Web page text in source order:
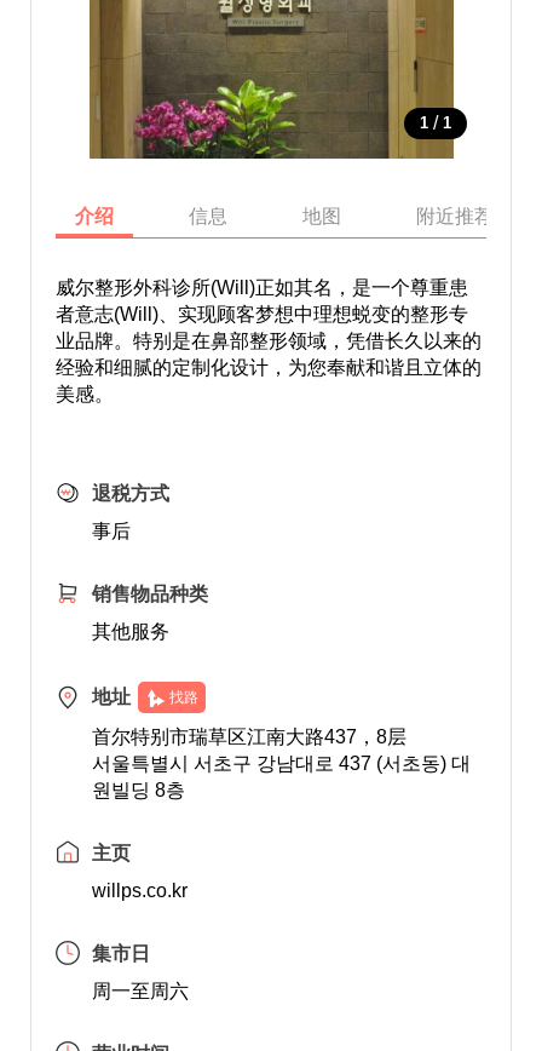
1 / 1
介绍 信息 地图 附近推荐景点
威尔整形外科诊所(Will)正如其名，是一个尊重患
者意志(Will)、实现顾客梦想中理想蜕变的整形专
业品牌。特别是在鼻部整形领域，凭借长久以来的
经验和细腻的定制化设计，为您奉献和谐且立体的
美感。
退税方式
事后
销售物品种类
其他服务
地址 找路
首尔特别市瑞草区江南大路437，8层
서울특별시 서초구 강남대로 437 (서초동) 대
원빌딩 8층
主页
willps.co.kr
集市日
周一至周六